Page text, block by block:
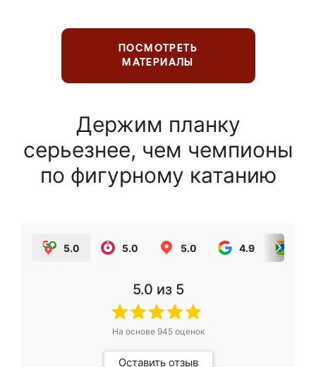
ПОСМОТРЕТЬ
МАТЕРИАЛЫ
Держим планку
серьезнее, чем чемпионы
по фигурному катанию
5.0 5.0 5.0 4.9
5.0 из 5
На основе 945оценок
Оставить отзыв